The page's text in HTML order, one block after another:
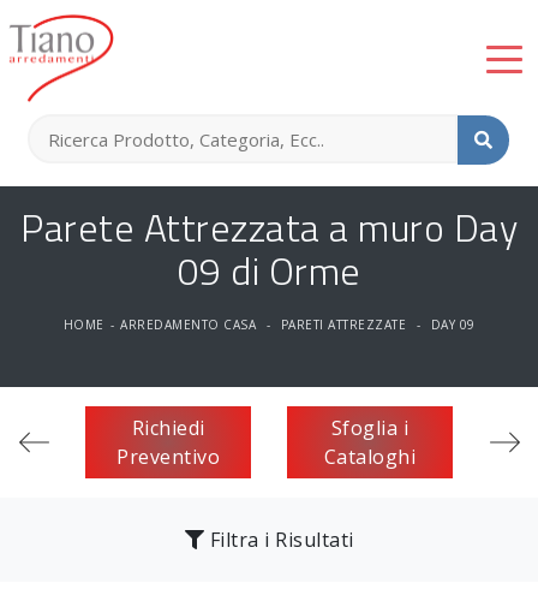
Parete Attrezzata a muro Day
09 di Orme
HOME - ARREDAMENTO CASA - PARETI ATTREZZATE - DAY 09
Richiedi
Preventivo
Sfoglia i
Cataloghi
Filtra i Risultati